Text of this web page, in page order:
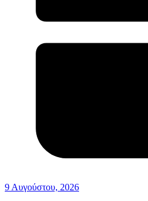
9 Αυγούστου, 2026